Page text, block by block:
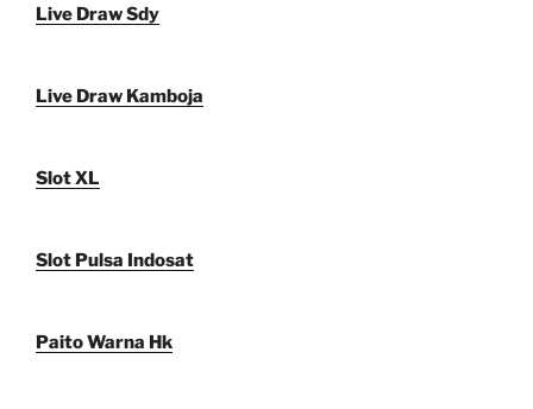
Live Draw Sdy
Live Draw Kamboja
Slot XL
Slot Pulsa Indosat
Paito Warna Hk